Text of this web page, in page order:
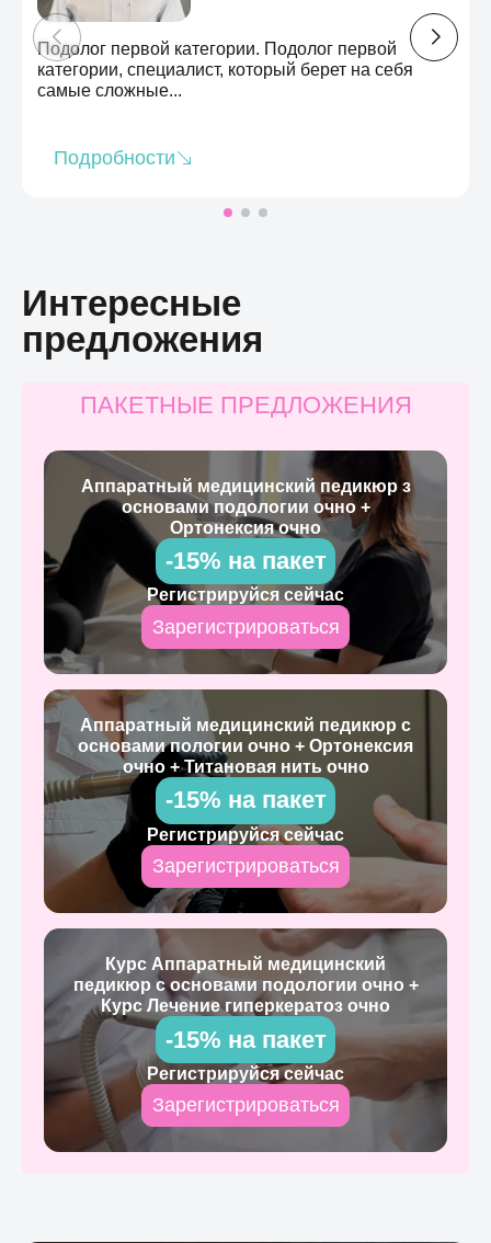
Подолог первой категории. Подолог первой
категории, специалист, который берет на себя
самые сложные...
Подробности
Интересные
предложения
ПАКЕТНЫЕ ПРЕДЛОЖЕНИЯ
Аппаратный медицинский педикюр з
основами подологии очно +
Ортонексия очно
-15% на пакет
Регистрируйся сейчас
Зарегистрироваться
Аппаратный медицинский педикюр с
основами пологии очно + Ортонексия
очно + Титановая нить очно
-15% на пакет
Регистрируйся сейчас
Зарегистрироваться
Курс Аппаратный медицинский
педикюр с основами подологии очно +
Курс Лечение гиперкератоз очно
-15% на пакет
Регистрируйся сейчас
Зарегистрироваться